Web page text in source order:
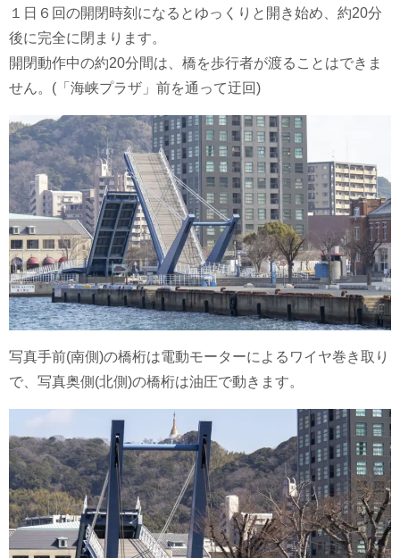
１日６回の開閉時刻になるとゆっくりと開き始め、約20分
後に完全に閉まります。
開閉動作中の約20分間は、橋を歩行者が渡ることはできま
せん。(「海峡プラザ」前を通って迂回)
写真手前(南側)の橋桁は電動モーターによるワイヤ巻き取り
で、写真奥側(北側)の橋桁は油圧で動きます。